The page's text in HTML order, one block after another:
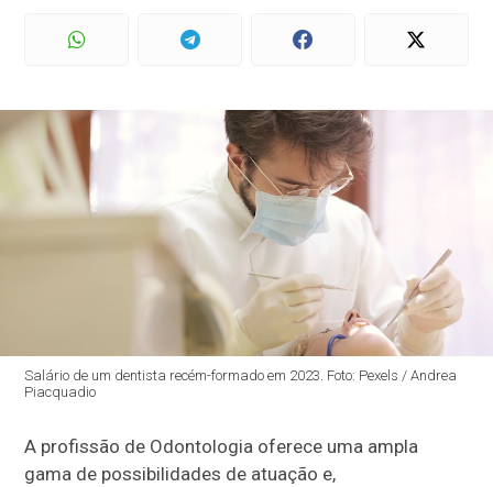
Salário de um dentista recém-formado em 2023. Foto: Pexels / Andrea
Piacquadio
A profissão de Odontologia oferece uma ampla
gama de possibilidades de atuação e,